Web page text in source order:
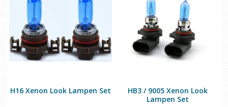
H16 Xenon Look Lampen Set
HB3 / 9005 Xenon Look
Lampen Set